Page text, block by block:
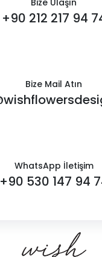
Bize Ulaşın
+90 212 217 94
Bize Mail Atın
WhatsApp İletişim
+90 530 147 94